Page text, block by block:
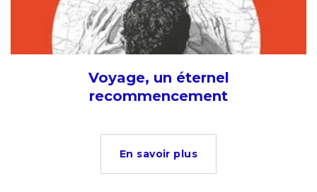
Voyage, un éternel
recommencement
En savoir plus